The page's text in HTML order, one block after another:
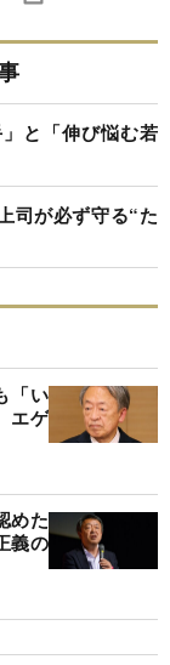
と「伸び悩む若
司が必ず守る“た
「い
エゲ
めた
義の